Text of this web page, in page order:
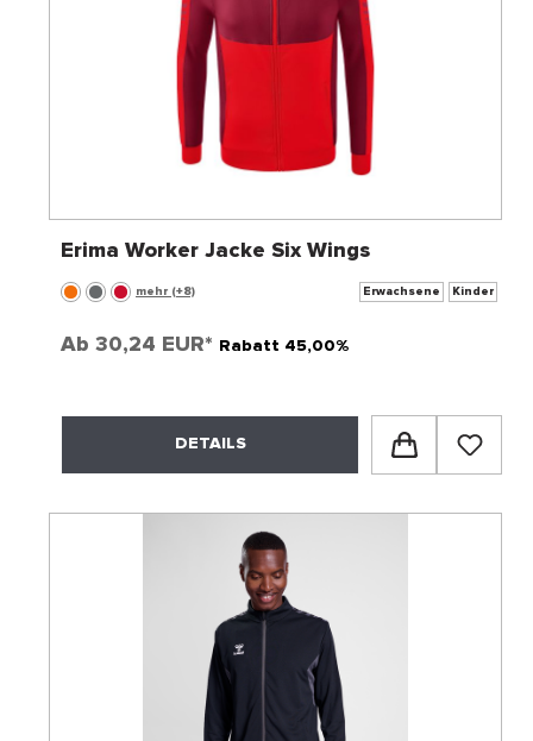
Erima Worker Jacke Six Wings
mehr (+8) Erwachsene Kinder
Ab 30,24 EUR* Rabatt 45,00%
DETAILS